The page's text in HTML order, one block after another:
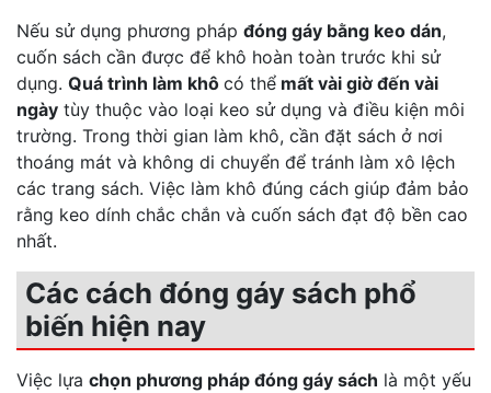
Nếu sử dụng phương pháp đóng gáy bằng keo dán,
cuốn sách cần được để khô hoàn toàn trước khi sử
dụng. Quá trình làm khô có thể mất vài giờ đến vài
ngày tùy thuộc vào loại keo sử dụng và điều kiện môi
trường. Trong thời gian làm khô, cần đặt sách ở nơi
thoáng mát và không di chuyển để tránh làm xô lệch
các trang sách. Việc làm khô đúng cách giúp đảm bảo
rằng keo dính chắc chắn và cuốn sách đạt độ bền cao
nhất.
Các cách đóng gáy sách phổ
biến hiện nay
Việc lựa chọn phương pháp đóng gáy sách là một yếu